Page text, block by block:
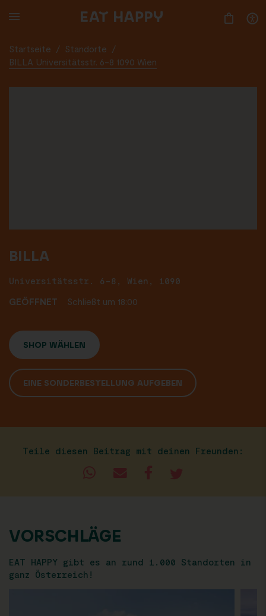
TO
Startseite / Standorte
/
BILLA Universitätsstr. 6-8 1090 Wien
BILLA
Universitätsstr. 6-8, Wien, 1090
GEÖFFNET
Schließt um 18:00
SHOP WÄHLEN
EINE SONDERBESTELLUNG AUFGEBEN
Teile diesen Beitrag mit deinen Freunden:
VORSCHLÄGE
EAT HAPPY gibt es an rund 1.000 Standorten in
ganz Österreich!